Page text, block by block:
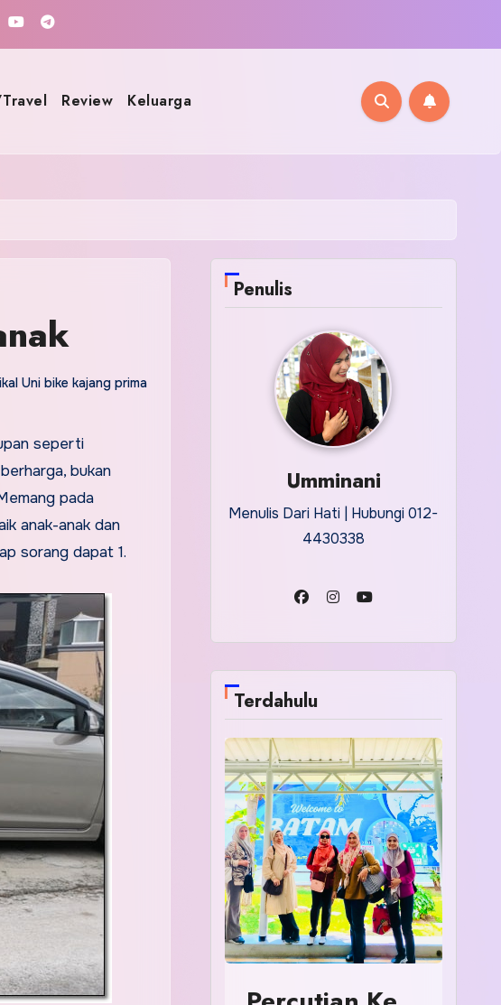
Review Keluarga
Uni bike kajang prima
seperti
bukan
pada
anak-anak dan
sorang dapat 1.
Penulis
Umminani
Menulis Dari Hati | Hubungi 012-
4430338
Terdahulu